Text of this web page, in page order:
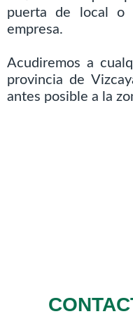
puerta de local o
empresa.
Acudiremos a
provincia de
antes posible a la